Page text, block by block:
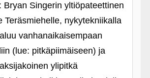
Bryan Singerin yltiöpateettinen
Teräsmiehelle, nykytekniikalla
vanhanaikaisempaan
(lue: pitkäpiimäiseen) ja
ylipitkä